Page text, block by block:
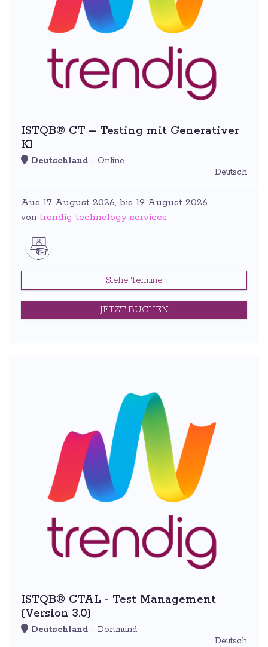
ISTQB® CT – Testing mit Generativer
KI
Deutschland - Online
Deutsch
Aus 17 August 2026, bis 19 August 2026
von trendig technology services
Siehe Termine
JETZT BUCHEN
ISTQB® CTAL - Test Management
(Version 3.0)
Deutschland - Dortmund
Deutsch